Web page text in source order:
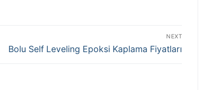
NEXT
Next
Bolu Self Leveling Epoksi Kaplama Fiyatları